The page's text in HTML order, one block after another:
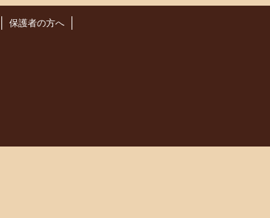
保護者の方へ